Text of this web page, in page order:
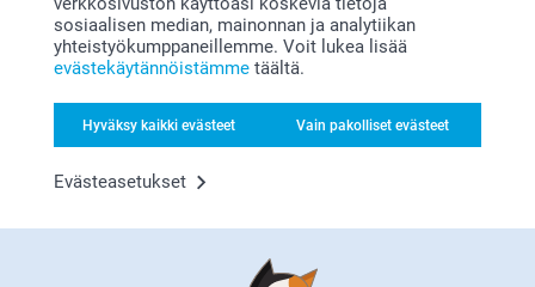
sosiaalisen median, mainonnan ja analytiikan
yhteistyökumppaneillemme. Voit lukea lisää
evästekäytännöistämme täältä.
Hyväksy kaikki evästeet Vain pakolliset evästeet
Evästeasetukset
Etsitkö inspiraatiota?